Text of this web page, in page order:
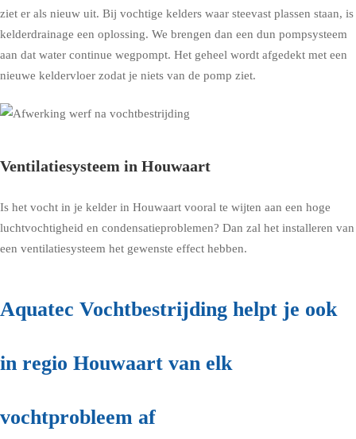
ziet er als nieuw uit. Bij vochtige kelders waar steevast plassen staan, is
kelderdrainage een oplossing. We brengen dan een dun pompsysteem
aan dat water continue wegpompt. Het geheel wordt afgedekt met een
nieuwe keldervloer zodat je niets van de pomp ziet.
Ventilatiesysteem in Houwaart
Is het vocht in je kelder in Houwaart vooral te wijten aan een hoge
luchtvochtigheid en condensatieproblemen? Dan zal het installeren van
een ventilatiesysteem het gewenste effect hebben.
Aquatec Vochtbestrijding helpt je ook
in regio Houwaart van elk
vochtprobleem af